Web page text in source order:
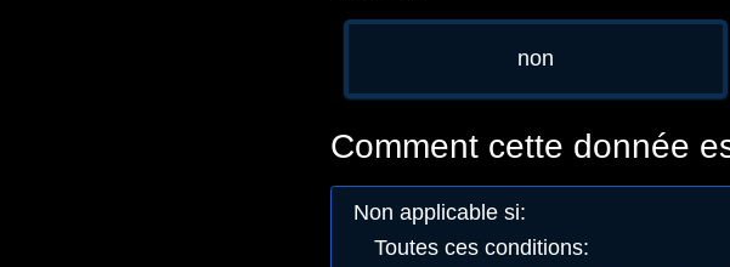
non
Comment cette donnée
Non applicable si:
Toutes ces conditions: